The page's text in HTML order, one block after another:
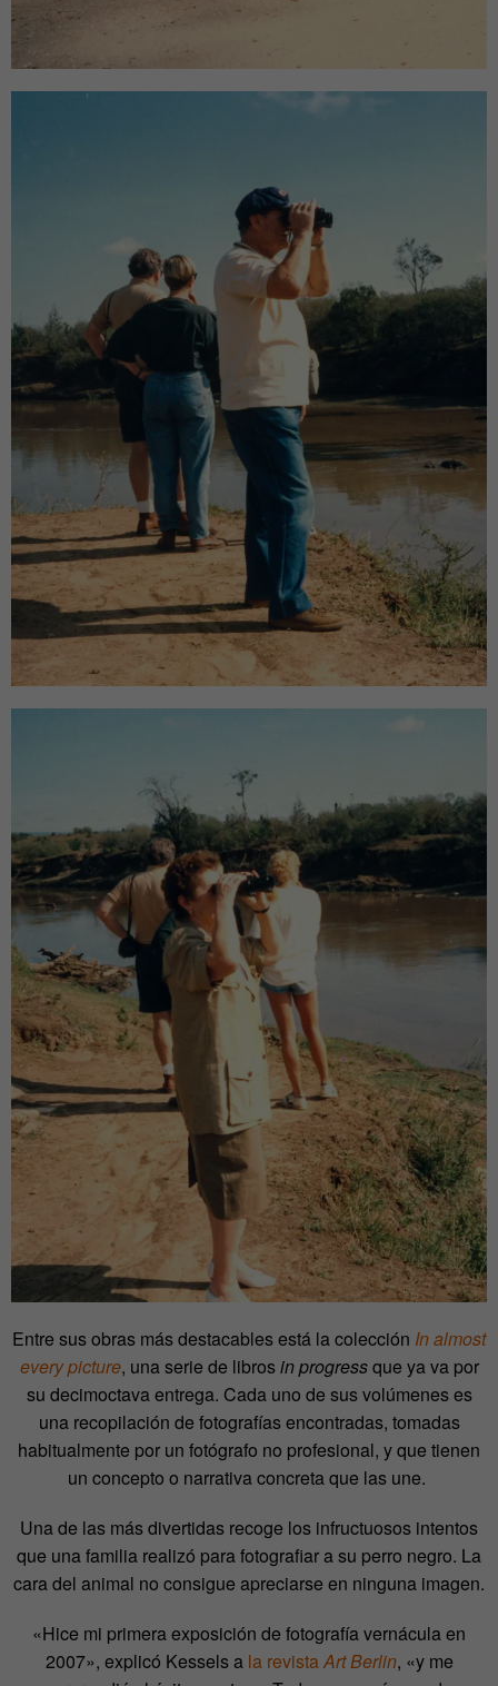
Entre sus obras más destacables está la colección In almost
every picture, una serie de librosin progressque ya va por
su decimoctava entrega. Cada uno de sus volúmenes es
una recopilación de fotografías encontradas, tomadas
habitualmente por un fotógrafo no profesional, y que tienen
un concepto o narrativa concreta que las une.
Una de las más divertidas recoge los infructuosos intentos
que una familia realizó para fotografiar a su perro negro. La
cara del animal no consigue apreciarse en ninguna imagen.
«Hice mi primera exposición de fotografía vernácula en
2007», explicó Kessels a la revistaArt Berlin, «y me